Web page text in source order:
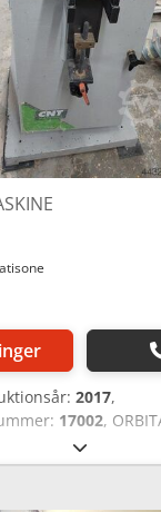
2017,
17002,
GODKENDT -
- Bearbejdelige
- Motor: 3 hk -